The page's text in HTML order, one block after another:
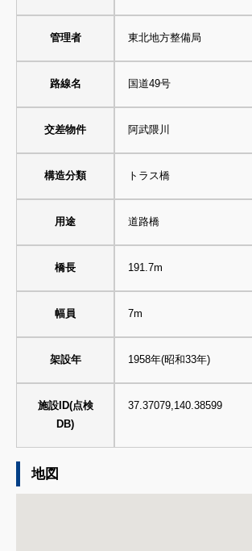
管理者 東北地方整備局
路線名 国道49号
交差物件 阿武隈川
構造分類 トラス橋
用途 道路橋
橋長 191.7m
幅員 7m
架設年 1958年(昭和33年)
施設ID(点検
DB)
37.37079,140.38599
地図